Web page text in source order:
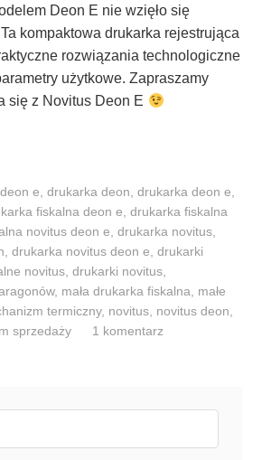
Deon E nie wzięło się
kompaktowa drukarka rejestrująca
rozwiązania technologiczne
użytkowe. Zapraszamy
się z Novitus Deon E
,deon e ,drukarka deon ,drukarka deon e
fiskalna deon e ,drukarka fiskalna
novitus deon e ,drukarka novitus
,drukarka novitus deon e ,drukarki
novitus ,drukarki novitus
, mała drukarka fiskalna
małe
termiczny, novitus novitus deon
sprzedaży 1 komentarz